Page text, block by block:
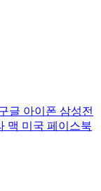
글 아이폰 삼성전
맥 미국 페이스북